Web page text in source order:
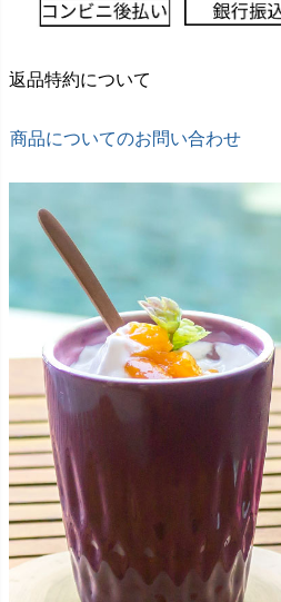
返品特約について
商品についてのお問い合わせ